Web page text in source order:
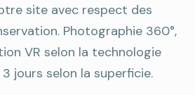
site avec respect des
Photographie 360°,
VR selon la technologie
3 jours selon la superficie.